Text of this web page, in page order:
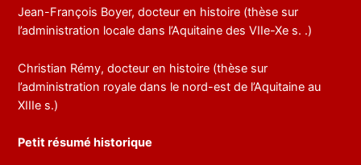
Jean-François Boyer, docteur en histoire (thèse sur
l’administration locale dans l’Aquitaine des VIIe-Xe s. .)
Christian Rémy, docteur en histoire (thèse sur
l’administration royale dans le nord-est de l’Aquitaine au
XIIIe s.)
Petit résumé historique